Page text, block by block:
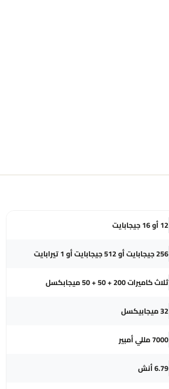
12 أو 16 جيجابايت
256 جيجابايت أو 512 جيجابايت أو 1 تيرابايت
ثلاث كاميرات 200 + 50 + 50 ميجابكسل
32 ميجابيكسل
7000 مللي أمبير
6.79 أنش